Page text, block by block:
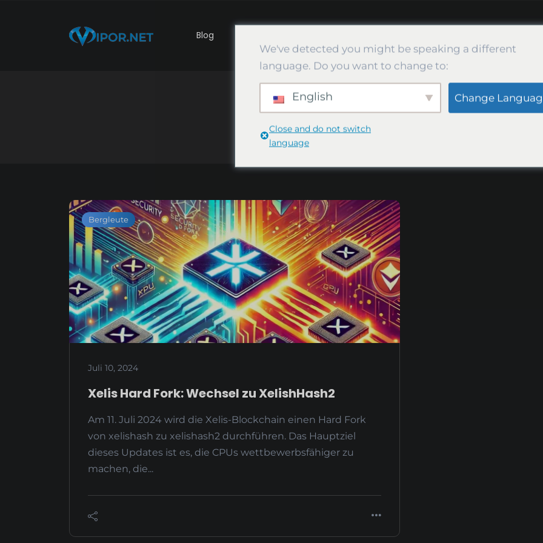
Blog
SRB Bergmann
Vipor.NET BLOG
Bergleute
Juli 10, 2024
Xelis Hard Fork: Wechsel zu XelishHash2
Am 11. Juli 2024 wird die Xelis-Blockchain einen Hard Fork
von xelishash zu xelishash2 durchführen. Das Hauptziel
dieses Updates ist es, die CPUs wettbewerbsfähiger zu
machen, die...
We've detected you might be speaking a different
language. Do you want to change to:
English Change
Close and do not switch
language